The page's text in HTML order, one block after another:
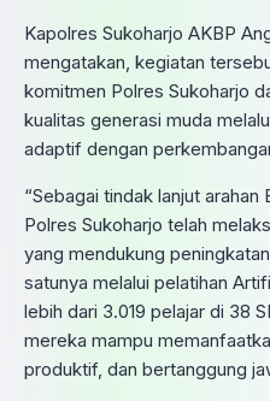
Kapolres Sukoharjo AKBP
mengatakan, kegiatan
komitmen Polres Sukoharjo
kualitas generasi muda
adaptif dengan
“Sebagai tindak lanjut arahan
Polres Sukoharjo telah
yang mendukung
satunya melalui pelatihan
lebih dari 3.019 pelajar di 38
mereka mampu
produktif, dan bertanggung